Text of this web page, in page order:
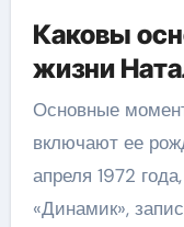
Каковы
жизни
Основные
включают ее
апреля 1972
«Динамик»,